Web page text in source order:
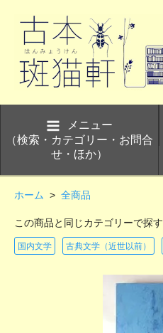
メニュー
（検索・カテゴリー・お問合
せ・ほか）
ホーム > 全商品
この商品と同じカテゴリーで探す
国内文学 古典文学（近世以前）